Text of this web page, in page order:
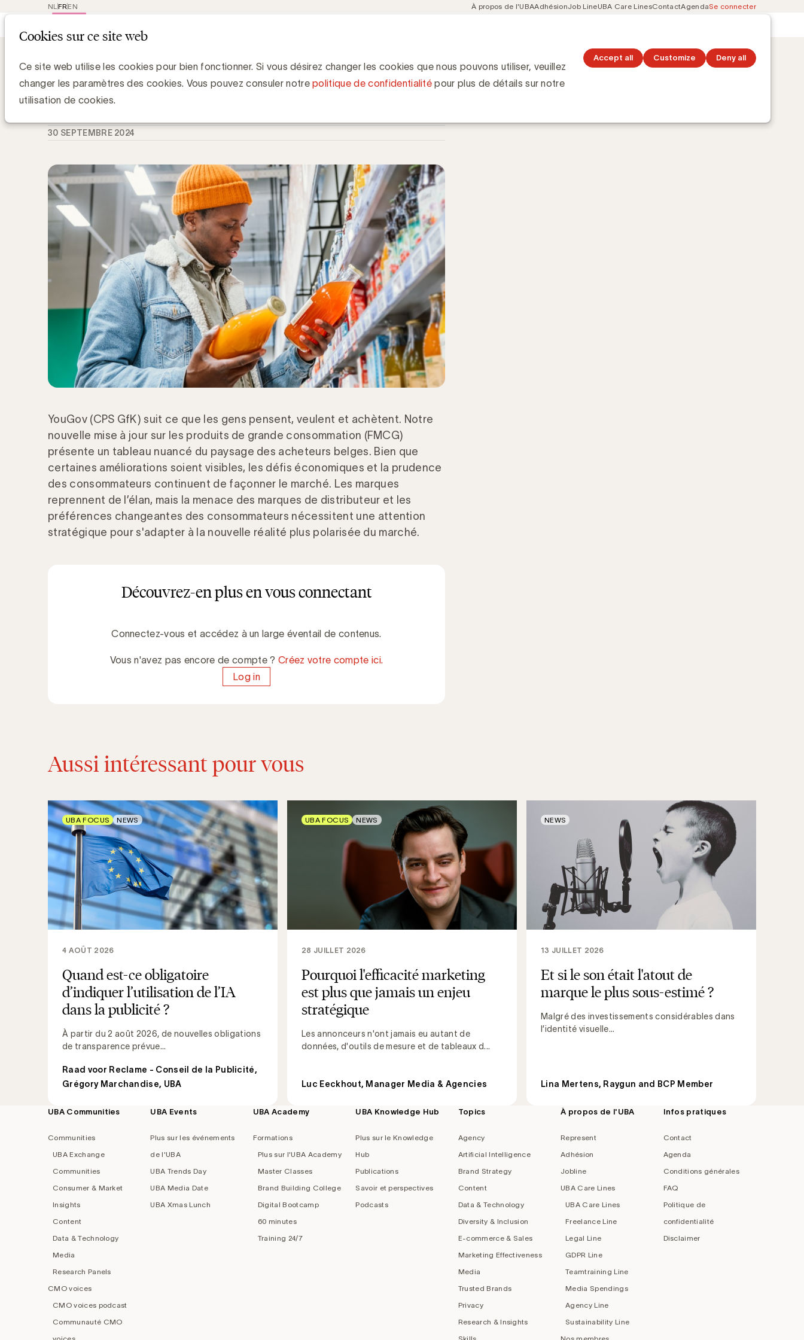
Cookies sur ce site web
Ce site web utilise les cookies pour bien fonctionner. Si vous désirez changer les cookies que nous pouvons utiliser, veuillez
changer les paramètres des cookies. Vous pouvez consuler notrepolitique de confidentialité pour plus de détails sur notre
utilisation de cookies.
Accept all Customize Deny all
EN
FR
NL
Meta
À propos de l'UBAAdhésionJob LineUBA Care LinesContactAgendaSe connecter
Le downtrading reste une tendance chez les ménages aisés
Tom Cornelis, YouGov
Commercial Lead
30 SEPTEMBRE 2024
YouGov (CPS GfK) suit ce que les gens pensent, veulent et achètent. Notre
nouvelle mise à jour sur les produits de grande consommation (FMCG)
présente un tableau nuancé du paysage des acheteurs belges. Bien que
certaines améliorations soient visibles, les défis économiques et la prudence
des consommateurs continuent de façonner le marché. Les marques
reprennent de l’élan, mais la menace des marques de distributeur et les
préférences changeantes des consommateurs nécessitent une attention
stratégique pour s'adapter à la nouvelle réalité plus polarisée du marché.
Découvrez-en plus en vous connectant
Connectez-vous et accédez à un large éventail de contenus.
Vous n'avez pas encore de compte ? Créez votre compte ici.
Log in
Aussi intéressant pour vous
Quand est-ce obligatoire
d’indiquer l’utilisation de l’IA
dans la publicité ?
À partir du 2 août 2026, de nouvelles obligations
de transparence prévue...
4 AOÛT 2026
Raad voor Reclame - Conseil de la Publicité,
Grégory Marchandise, UBA
UBA FOCUS NEWS
Pourquoi l'efficacité marketing
est plus que jamais un enjeu
stratégique
Les annonceurs n'ont jamais eu autant de
données, d'outils de mesure et de tableaux d...
28 JUILLET 2026
Luc Eeckhout, Manager Media & Agencies
UBA FOCUS NEWS
Et si le son était l'atout de
marque le plus sous-estimé ?
Malgré des investissements considérables dans
l’identité visuelle...
13 JUILLET 2026
Lina Mertens, Raygun and BCP Member
NEWS
Footer
UBA Communities
Communities
UBA Exchange
Communities
Consumer & Market
Insights
Content
Data & Technology
Media
Research Panels
CMO voices
CMO voices podcast
Communauté CMO
UBA Events
Plus sur les événements
de l'UBA
UBA Trends Day
UBA Media Date
UBA Xmas Lunch
UBA Academy
Formations
Plus sur l'UBA Academy
Master Classes
Brand Building College
Digital Bootcamp
60 minutes
Training 24/7
UBA Knowledge Hub
Plus sur le Knowledge
Hub
Publications
Savoir et perspectives
Podcasts
Topics
Agency
Artificial Intelligence
Brand Strategy
Content
Data & Technology
Diversity & Inclusion
E-commerce & Sales
Marketing Effectiveness
Media
Trusted Brands
Privacy
Research & Insights
À propos de l'UBA
Represent
Adhésion
Jobline
UBA Care Lines
UBA Care Lines
Freelance Line
Legal Line
GDPR Line
Teamtraining Line
Media Spendings
Agency Line
Sustainability Line
Infos pratiques
Contact
Agenda
Conditions générales
FAQ
Politique de
confidentialité
Disclaimer